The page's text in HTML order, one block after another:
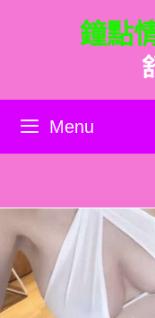
內
鐘點
Menu